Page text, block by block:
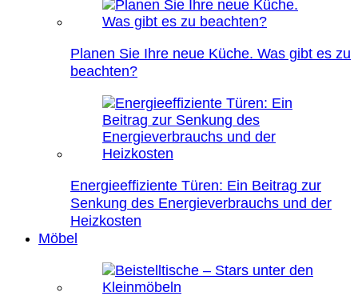
Planen Sie Ihre neue Küche. Was gibt es zu
beachten?
Energieeffiziente Türen: Ein Beitrag zur
Senkung des Energieverbrauchs und der
Heizkosten
Möbel